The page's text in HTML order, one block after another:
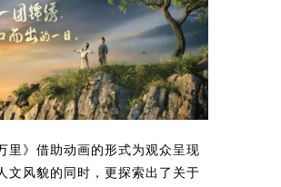
里》借助动画的形式为观众呈现
文风貌的同时，更探索出了关于